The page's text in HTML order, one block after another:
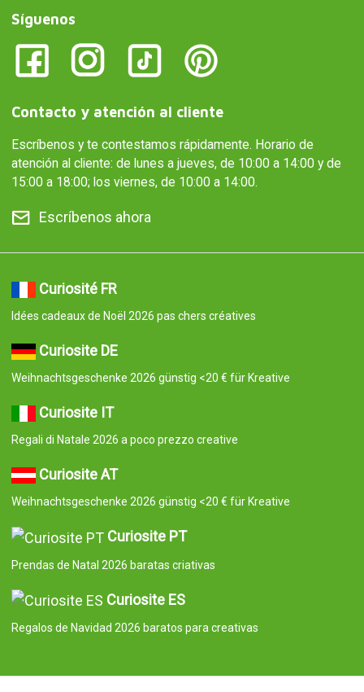
Síguenos
Contacto y atención al cliente
Escríbenos y te contestamos rápidamente. Horario de
atención al cliente: de lunes a jueves, de 10:00 a 14:00 y de
15:00 a 18:00; los viernes, de 10:00 a 14:00.
Escríbenos ahora
Curiosité FR
Idées cadeaux de Noël 2026 pas chers créatives
Curiosite DE
Weihnachtsgeschenke 2026 günstig <20 € für Kreative
Curiosite IT
Regali di Natale 2026 a poco prezzo creative
Curiosite AT
Weihnachtsgeschenke 2026 günstig <20 € für Kreative
Curiosite PT
Prendas de Natal 2026 baratas criativas
Curiosite ES
Regalos de Navidad 2026 baratos para creativas